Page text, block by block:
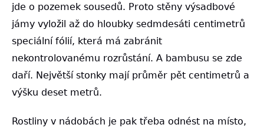
jde o pozemek sousedů. Proto stěny výsadbové
jámy vyložil až do hloubky sedmdesáti centimetrů
speciální fólií, která má zabránit
nekontrolovanému rozrůstání. A bambusu se zde
daří. Největší stonky mají průměr pět centimetrů a
výšku deset metrů.
Rostliny v nádobách je pak třeba odnést na místo,